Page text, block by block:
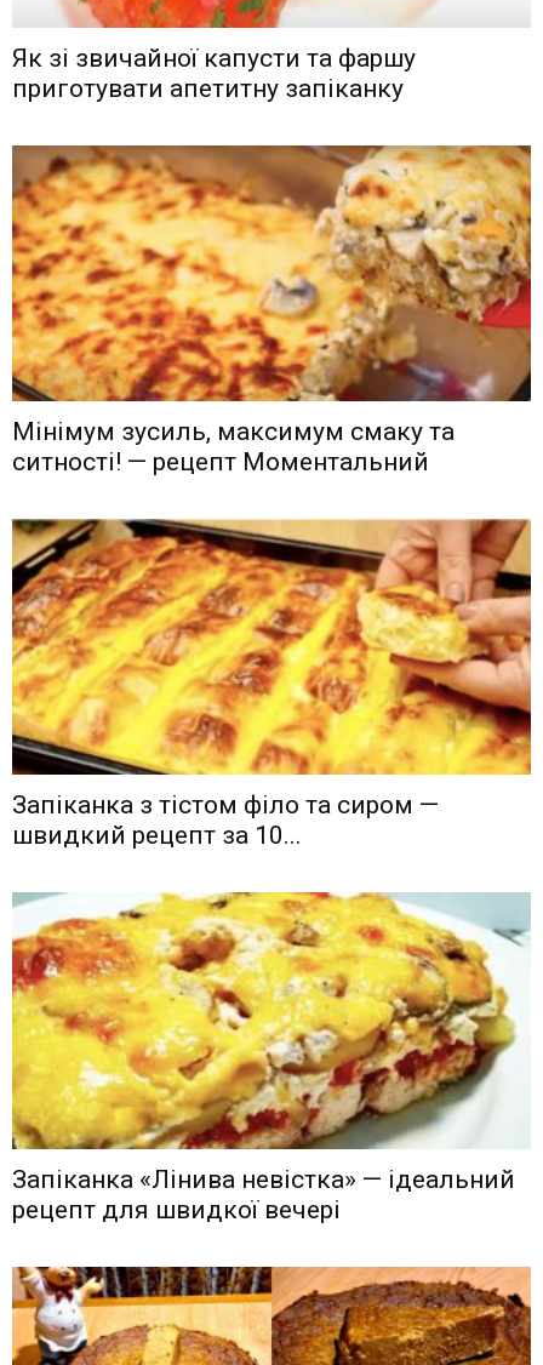
Як зі звичайної капусти та фаршу
приготувати апетитну запіканку
Мінімум зусиль, максимум смаку та
ситності! — рецепт Моментальний
Запіканка з тістом філо та сиром —
швидкий рецепт за 10...
Запіканка «Лінива невістка» — ідеальний
рецепт для швидкої вечері